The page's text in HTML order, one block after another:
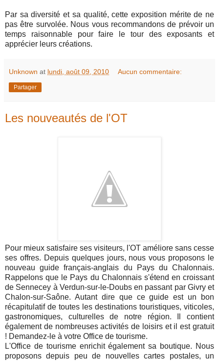
Par sa diversité et sa qualité, cette exposition mérite de ne
pas être survolée. Nous vous recommandons de prévoir un
temps raisonnable pour faire le tour des exposants et
apprécier leurs créations.
Unknown at lundi, août 09, 2010 Aucun commentaire:
Partager
Les nouveautés de l'OT
Pour mieux satisfaire ses visiteurs, l'OT améliore sans cesse
ses offres. Depuis quelques jours, nous vous proposons le
nouveau guide français-anglais du Pays du Chalonnais.
Rappelons que le Pays du Chalonnais s'étend en croissant
de Sennecey à Verdun-sur-le-Doubs en passant par Givry et
Chalon-sur-Saône. Autant dire que ce guide est un bon
récapitulatif de toutes les destinations touristiques, viticoles,
gastronomiques, culturelles de notre région. Il contient
également de nombreuses activités de loisirs et il est gratuit
! Demandez-le à votre Office de tourisme.
L'Office de tourisme enrichit également sa boutique. Nous
proposons depuis peu de nouvelles cartes postales, un